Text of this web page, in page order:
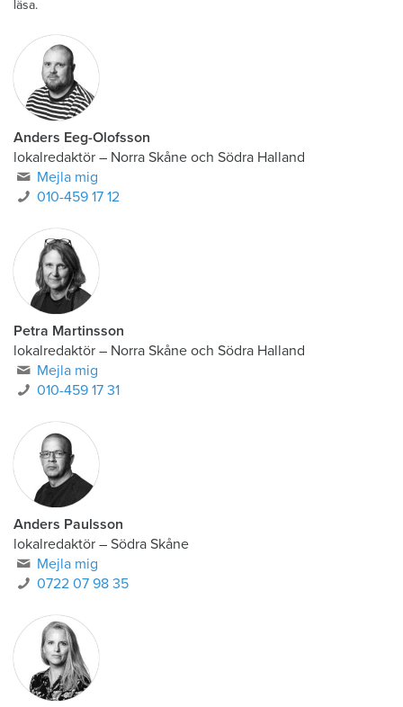
läsa.
Anders Eeg-Olofsson
lokalredaktör – Norra Skåne och Södra Halland
Mejla mig
010-459 17 12
Petra Martinsson
lokalredaktör – Norra Skåne och Södra Halland
Mejla mig
010-459 17 31
Anders Paulsson
lokalredaktör – Södra Skåne
Mejla mig
0722 07 98 35